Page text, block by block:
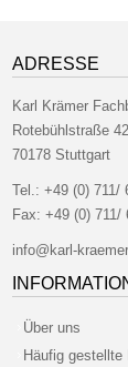
ADRESSE
Karl Krämer
Rotebühlstraße 42
70178 Stuttgart
Tel.:+49 (0) 711/
Fax: +49 (0) 711/
info@karl-
Über uns
Häufig gestellte